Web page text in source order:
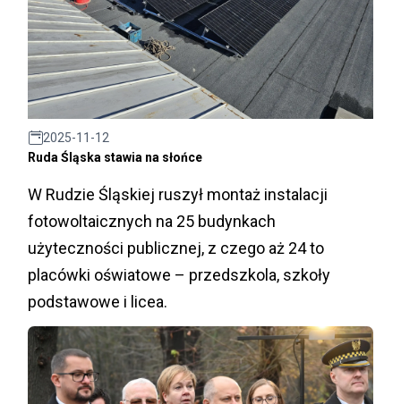
2025-11-12
Ruda Śląska stawia na słońce
W Rudzie Śląskiej ruszył montaż instalacji
fotowoltaicznych na 25 budynkach
użyteczności publicznej, z czego aż 24 to
placówki oświatowe – przedszkola, szkoły
podstawowe i licea.